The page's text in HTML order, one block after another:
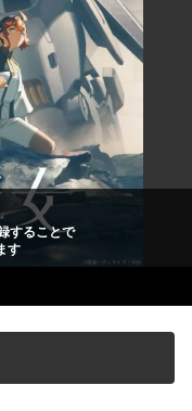
することで
す